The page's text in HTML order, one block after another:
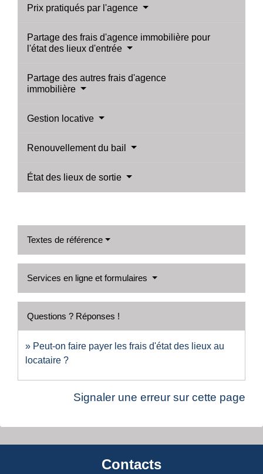
Prix pratiqués par l'agence
Partage des frais d'agence immobilière pour
l'état des lieux d'entrée
Partage des autres frais d'agence
immobilière
Gestion locative
Renouvellement du bail
État des lieux de sortie
Textes de référence
Services en ligne et formulaires
Questions ? Réponses !
Peut-on faire payer les frais d'état des lieux au
locataire ?
Signaler une erreur sur cette page
Contacts